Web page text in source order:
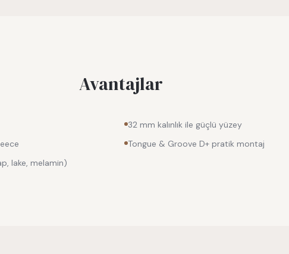
Avantajlar
32 mm kalınlık ile güçlü yüzey
Tongue & Groove D+ pratik montaj
lake, melamin)